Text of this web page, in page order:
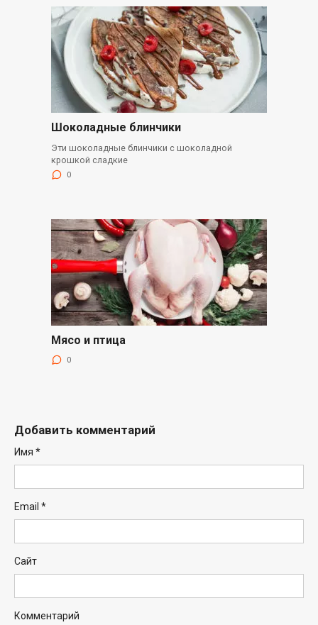
Шоколадные блинчики
Эти шоколадные блинчики с шоколадной
крошкой сладкие
0
Мясо и птица
0
Добавить комментарий
Имя *
Email *
Сайт
Комментарий